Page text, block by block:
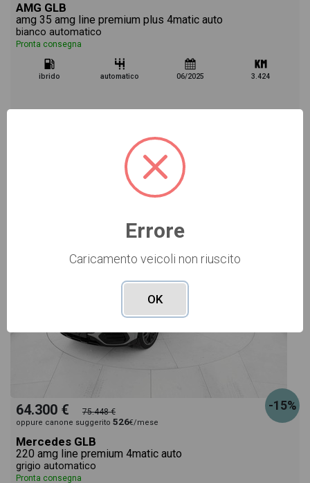
AMG GLB
amg 35 amg line premium plus 4matic auto
bianco automatico
Pronta consegna
ibrido automatico 06/2025 3.424
NUOVO Cod. 001N364643
-15%
64.300 € 75.448 €
oppure canone suggerito 526€/mese
Mercedes GLB
220 amg line premium 4matic auto
grigio automatico
Pronta consegna
Errore
Caricamento veicoli non riuscito
OK